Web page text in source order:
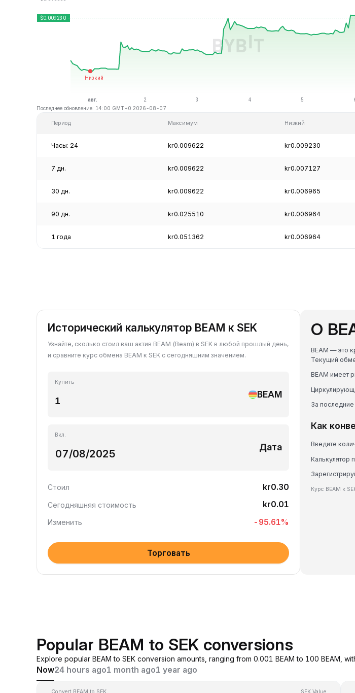
Последнее обновление: 14:00 GMT+0 2026-08-07
Период Максимум Низкий
Часы: 24 kr0.009622 kr0.009230
7 дн. kr0.009622 kr0.007127
30 дн. kr0.009622 kr0.006965
90 дн. kr0.025510 kr0.006964
1 года kr0.051362 kr0.006964
Исторический калькулятор BEAM к SEK
Узнайте, сколько стоил ваш актив BEAM (Beam) в SEK в любой прошлый день,
и сравните курс обмена BEAM к SEK с сегодняшним значением.
Купить
BEAM
Вкл.
Дата
Стоил kr0.30
Сегодняшняя стоимость kr0.01
Изменить -95.61%
Торговать
О
BEAM — это
Текущий
BEAM имеет
За последние
Как
Введите
Калькулятор
Курс BEAM к
Popular BEAM to SEK conversions
Explore popular BEAM to SEK conversion amounts, ranging from 0.001 BEAM to 100
Now24 hours ago1 month ago1 year ago
Convert BEAM to SEK SEK Value